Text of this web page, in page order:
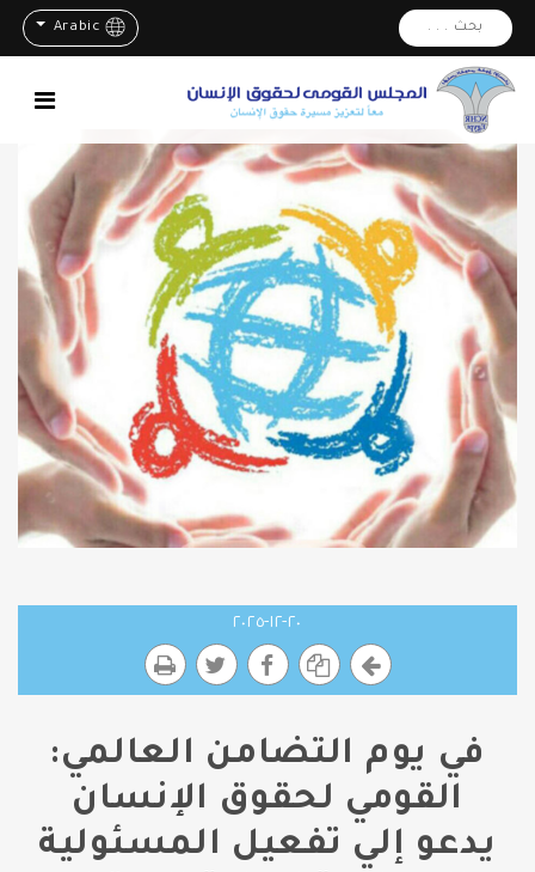
بحث . . . Arabic
٢٠-١٢-٢٠٢٥
في يوم التضامن العالمي:
القومي لحقوق الإنسان
يدعو إلي تفعيل المسئولية